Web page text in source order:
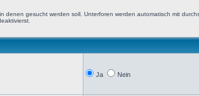
denen gesucht werden soll. Unterforen werden automatisch mit
Ja Nein